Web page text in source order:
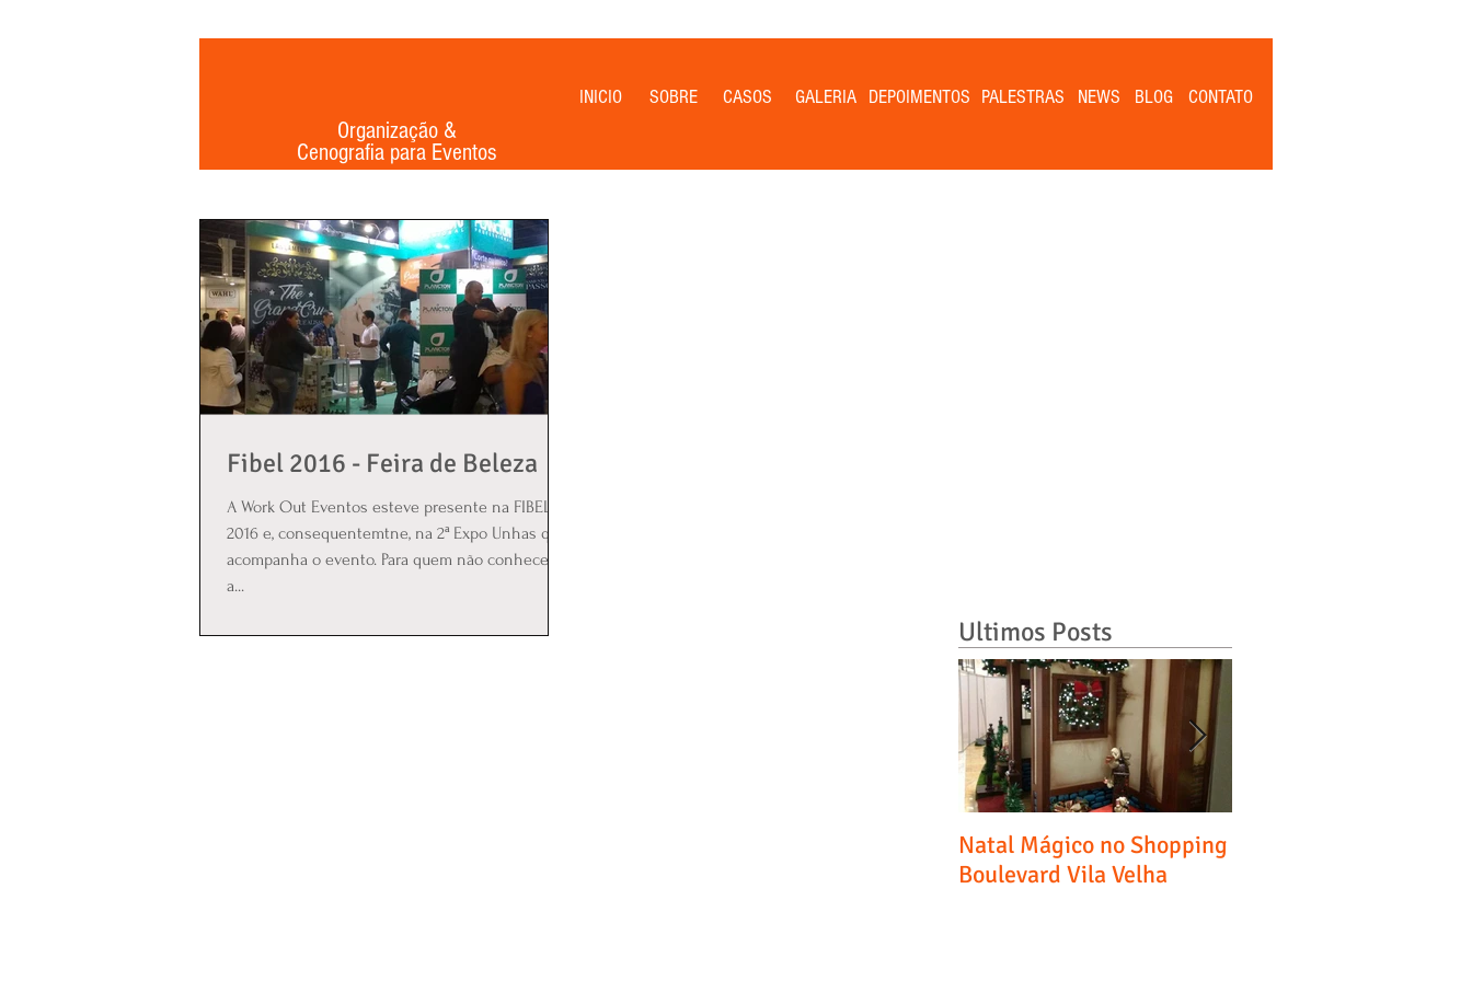
INICIO SOBRE CASOS GALERIA DEPOIMENTOS PALESTRAS NEWS BLOG CONTATO
Organização &
Cenografia para Eventos
Fibel 2016 - Feira de Beleza
A Work Out Eventos esteve presente na FIBEL
2016 e, consequentemtne, na 2ª Expo Unhas que
acompanha o evento. Para quem não conhece, é
a...
Ultimos Posts
Natal Mágico no Shopping
Boulevard Vila Velha